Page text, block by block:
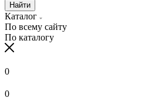
Найти
Каталог
По всему сайту
По каталогу
0
0